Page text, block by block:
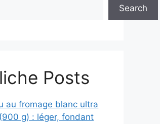
Search
Posts
au fromage blanc ultra
g) : léger, fondant